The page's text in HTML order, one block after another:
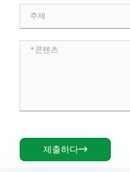
제출하다